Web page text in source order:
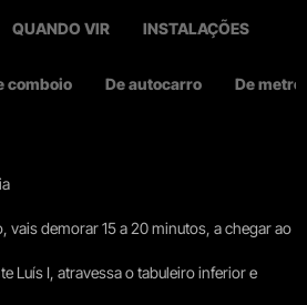
QUANDO VIR INSTALAÇÕES
comboio De autocarro De metro
vais demorar 15 a 20 minutos, a chegar ao
Luís I, atravessa o tabuleiro inferior e